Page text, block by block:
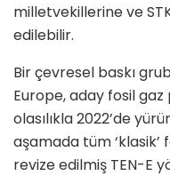
milletvekillerine ve
edilebilir.
Bir çevresel baskı
Europe, aday fosil
olasılıkla 2022’de
aşamada tüm
revize edilmiş TEN-E